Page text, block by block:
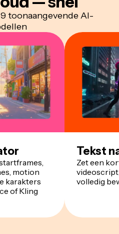
toonaangevende AI-
motion
karakters
of Kling
Tekst
Zet een
volledig